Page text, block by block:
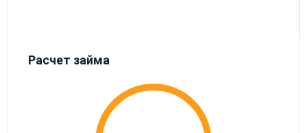
Расчет займа